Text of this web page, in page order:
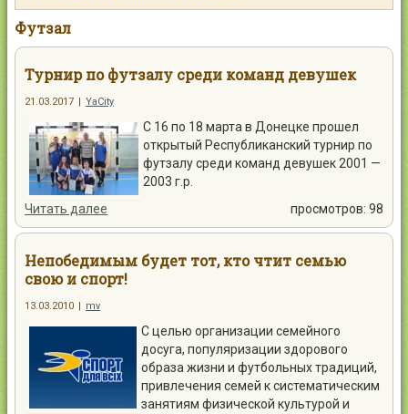
Контакты
Войти
Футзал
Турнир по футзалу среди команд девушек
21.03.2017 | YaCity
С 16 по 18 марта в Донецке прошел
открытый Республиканский турнир по
футзалу среди команд девушек 2001 —
2003 г.р.
Читать далее
просмотров: 98
Непобедимым будет тот, кто чтит семью
свою и спорт!
13.03.2010 | mv
С целью организации семейного
досуга, популяризации здорового
образа жизни и футбольных традиций,
привлечения семей к систематическим
занятиям физической культурой и